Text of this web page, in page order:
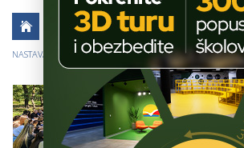
PROGRAM
SAVREMENO
OBRAZOVANJE
VESTI
ERASMUS+
AKTUELNO ŠKOLSKE PRIČE TERENSKA NASTAVA
NASTAVA U UČIONICI BEZ ZIDOVA ZA UČENIKE PRVOG